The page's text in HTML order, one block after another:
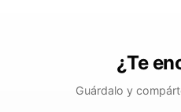
¿Te
Guárdalo y